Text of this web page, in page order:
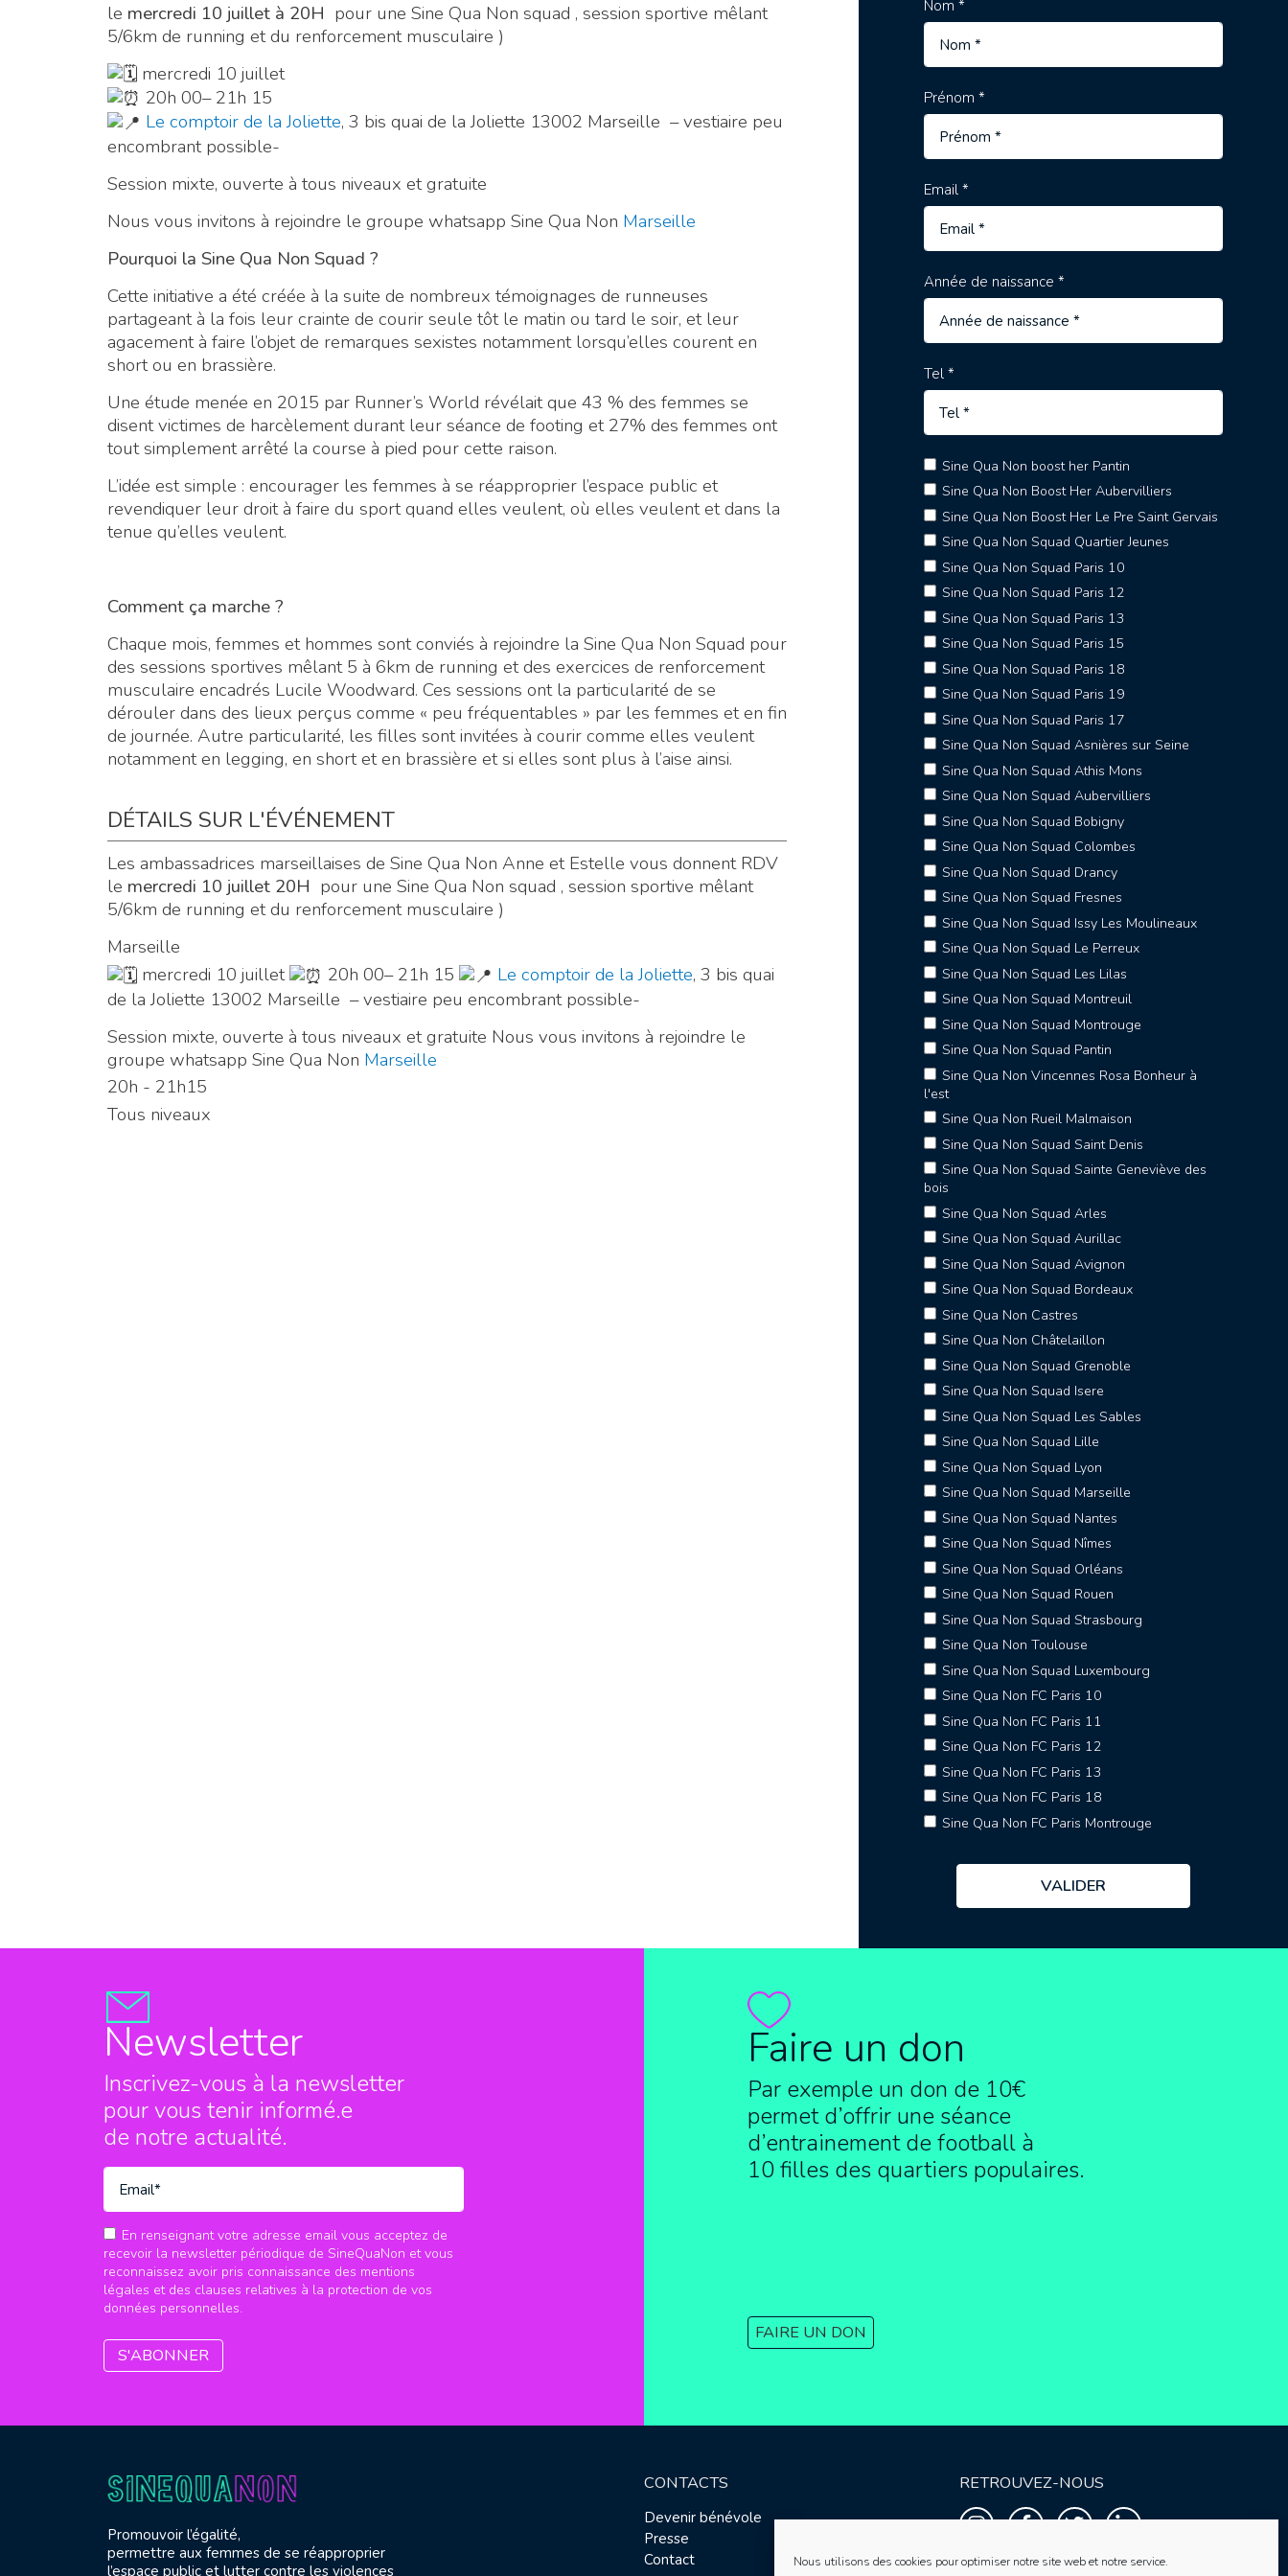
Nous utilisons des cookies pour optimiser notre site web et notre service.
le mercredi 10 juillet à 20H pour une Sine Qua Non squad , session sportive mêlant
5/6km de running et du renforcement musculaire )
mercredi 10 juillet
20h 00– 21h 15
Le comptoir de la Joliette, 3 bis quai de la Joliette 13002 Marseille – vestiaire peu
encombrant possible-
Session mixte, ouverte à tous niveaux et gratuite
Nous vous invitons à rejoindre le groupe whatsapp Sine Qua Non Marseille
Pourquoi la Sine Qua Non Squad ?
Cette initiative a été créée à la suite de nombreux témoignages de runneuses
partageant à la fois leur crainte de courir seule tôt le matin ou tard le soir, et leur
agacement à faire l’objet de remarques sexistes notamment lorsqu’elles courent en
short ou en brassière.
Une étude menée en 2015 par Runner’s World révélait que 43 % des femmes se
disent victimes de harcèlement durant leur séance de footing et 27% des femmes ont
tout simplement arrêté la course à pied pour cette raison.
L’idée est simple : encourager les femmes à se réapproprier l’espace public et
revendiquer leur droit à faire du sport quand elles veulent, où elles veulent et dans la
tenue qu’elles veulent.
Comment ça marche ?
Chaque mois, femmes et hommes sont conviés à rejoindre la Sine Qua Non Squad pour
des sessions sportives mêlant 5 à 6km de running et des exercices de renforcement
musculaire encadrés Lucile Woodward. Ces sessions ont la particularité de se
dérouler dans des lieux perçus comme « peu fréquentables » par les femmes et en fin
de journée. Autre particularité, les filles sont invitées à courir comme elles veulent
notamment en legging, en short et en brassière et si elles sont plus à l’aise ainsi.
DÉTAILS SUR L'ÉVÉNEMENT
Les ambassadrices marseillaises de Sine Qua Non Anne et Estelle vous donnent RDV
le mercredi 10 juillet 20H pour une Sine Qua Non squad , session sportive mêlant
5/6km de running et du renforcement musculaire )
Marseille
mercredi 10 juillet
20h 00– 21h 15 Le comptoir de la Joliette, 3 bis quai
de la Joliette 13002 Marseille – vestiaire peu encombrant possible-
Session mixte, ouverte à tous niveaux et gratuite Nous vous invitons à rejoindre le
groupe whatsapp Sine Qua Non Marseille
20h - 21h15
Tous niveaux
Nom *
Prénom *
Email *
Année de naissance *
Tel *
Sine Qua Non boost her Pantin
Sine Qua Non Boost Her Aubervilliers
Sine Qua Non Boost Her Le Pre Saint Gervais
Sine Qua Non Squad Quartier Jeunes
Sine Qua Non Squad Paris 10
Sine Qua Non Squad Paris 12
Sine Qua Non Squad Paris 13
Sine Qua Non Squad Paris 15
Sine Qua Non Squad Paris 18
Sine Qua Non Squad Paris 19
Sine Qua Non Squad Paris 17
Sine Qua Non Squad Asnières sur Seine
Sine Qua Non Squad Athis Mons
Sine Qua Non Squad Aubervilliers
Sine Qua Non Squad Bobigny
Sine Qua Non Squad Colombes
Sine Qua Non Squad Drancy
Sine Qua Non Squad Fresnes
Sine Qua Non Squad Issy Les Moulineaux
Sine Qua Non Squad Le Perreux
Sine Qua Non Squad Les Lilas
Sine Qua Non Squad Montreuil
Sine Qua Non Squad Montrouge
Sine Qua Non Squad Pantin
Sine Qua Non Vincennes Rosa Bonheur à
l'est
Sine Qua Non Rueil Malmaison
Sine Qua Non Squad Saint Denis
Sine Qua Non Squad Sainte Geneviève des
bois
Sine Qua Non Squad Arles
Sine Qua Non Squad Aurillac
Sine Qua Non Squad Avignon
Sine Qua Non Squad Bordeaux
Sine Qua Non Castres
Sine Qua Non Châtelaillon
Sine Qua Non Squad Grenoble
Sine Qua Non Squad Isere
Sine Qua Non Squad Les Sables
Sine Qua Non Squad Lille
Sine Qua Non Squad Lyon
Sine Qua Non Squad Marseille
Sine Qua Non Squad Nantes
Sine Qua Non Squad Nîmes
Sine Qua Non Squad Orléans
Sine Qua Non Squad Rouen
Sine Qua Non Squad Strasbourg
Sine Qua Non Toulouse
Sine Qua Non Squad Luxembourg
Sine Qua Non FC Paris 10
Sine Qua Non FC Paris 11
Sine Qua Non FC Paris 12
Sine Qua Non FC Paris 13
Sine Qua Non FC Paris 18
Sine Qua Non FC Paris Montrouge
Newsletter
Inscrivez-vous à la newsletter
pour vous tenir informé.e
de notre actualité.
En renseignant votre adresse email vous acceptez de
recevoir la newsletter périodique de SineQuaNon et vous
reconnaissez avoir pris connaissance des mentions
légales et des clauses relatives à la protection de vos
données personnelles.
Faire un don
Par exemple un don de 10€
permet d’offrir une séance
d’entrainement de football à
10 filles des quartiers populaires.
FAIRE UN DON
Promouvoir l’égalité,
permettre aux femmes de se réapproprier
l’espace public et lutter contre les violences
CONTACTS
Devenir bénévole
Presse
Contact
RETROUVEZ-NOUS